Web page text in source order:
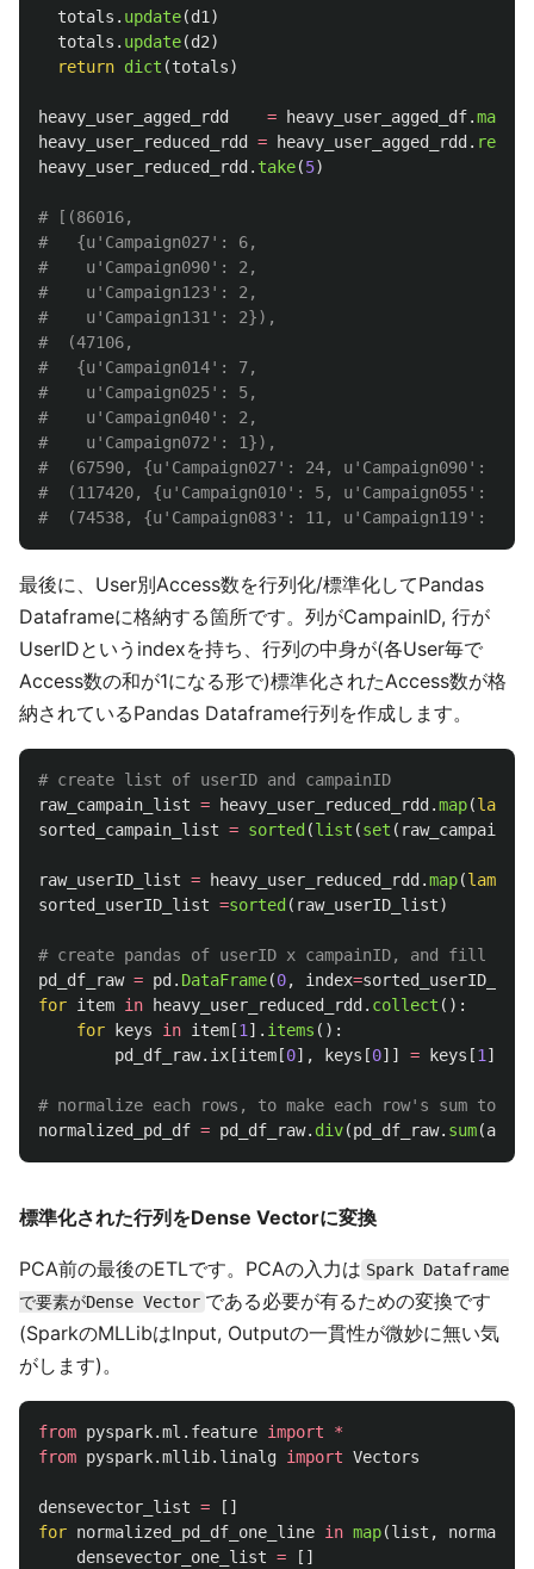
totals . update(d1 )
totals . update(d2)
return dict (totals)
heavy_user_agged_rdd = heavy_user_agged_df.map
heavy_user_reduced_rdd
= heavy_user_agged_rdd .
heavy_user_reduced_rdd . take(5)
# [(86016,
#   {u'Campaign027': 6,
#    u'Campaign090': 2,
#    u'Campaign123': 2,
#    u'Campaign131': 2}),
#  (47106,
#   {u'Campaign014': 7,
#    u'Campaign025': 5,
#    u'Campaign040': 2,
#    u'Campaign072': 1}),
#  (67590, {u'Campaign027': 24, u'Campaign090': 4,
#  (117420, {u'Campaign010': 5, u'Campaign055': 5,
最後に、User別Access数を行列化/標準化してPandas
Dataframeに格納する箇所です。列がCampainID, 行が
UserIDというindexを持ち、行列の中身が(各User毎で
Access数の和が1になる形で)標準化されたAccess数が格
納されているPandas Dataframe行列を作成します。
raw_campain_list = heavy_user_reduced_rdd .map(lambda
sorted_campain_list = sorted (list (set (
raw_userID_list = heavy_user_reduced_rdd .map(lambda
sorted_userID_list =sorted ( raw_userID_list)
pd_df_raw = pd . DataFrame(0, index=sorted_userID_list
for item in heavy_user_reduced_rdd . collect ():
for
keys in item [1 ]. items ():
pd_df_raw. ix [item [0], keys [0]] = keys [1 ]
normalized_pd_df = pd_df_raw. div(pd_df_raw. sum(axis
標準化された行列をDense Vectorに変換
PCA前の最後のETLです。PCAの入力は Spark Dataframe
で要素がDense Vector である必要が有るための変換です
(SparkのMLLibはInput, Outputの一貫性が微妙に無い気
がします)。
from pyspark.ml.feature import
*
from pyspark.mllib.linalg import Vectors
densevector_list =
[]
for normalized_pd_df_one_line in map(list ,
densevector_one_list =
[]